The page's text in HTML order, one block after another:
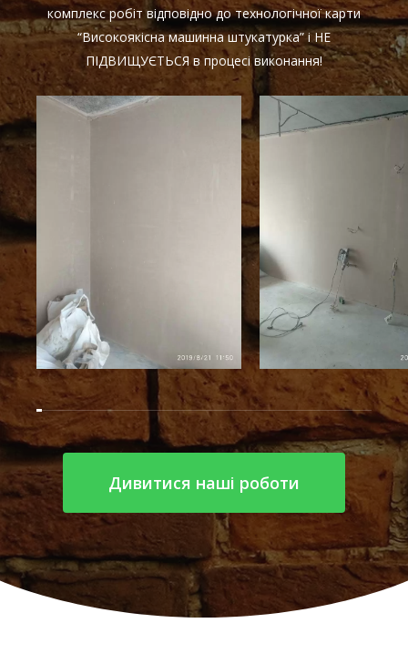
комплекс робіт відповідно до технологічної карти
“Високоякісна машинна штукатурка” і НЕ
ПІДВИЩУЄТЬСЯ в процесі виконання!
Дивитися наші роботи